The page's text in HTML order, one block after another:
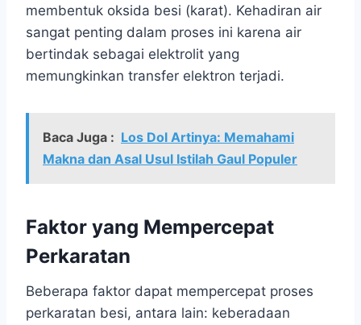
membentuk oksida besi (karat). Kehadiran air
sangat penting dalam proses ini karena air
bertindak sebagai elektrolit yang
memungkinkan transfer elektron terjadi.
Baca Juga : Los Dol Artinya: Memahami
Makna dan Asal Usul Istilah Gaul Populer
Faktor yang Mempercepat
Perkaratan
Beberapa faktor dapat mempercepat proses
perkaratan besi, antara lain: keberadaan